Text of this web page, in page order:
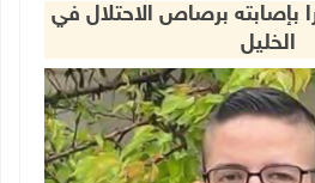
بإصابته برصاص الاحتلال في
الخليل